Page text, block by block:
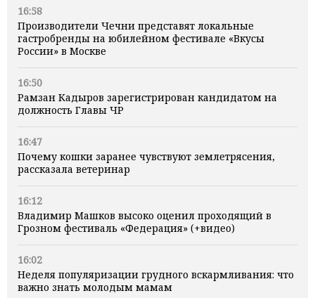
16:58
Производители Чечни представят локальные
гастробренды на юбилейном фестивале «Вкусы
России» в Москве
16:50
Рамзан Кадыров зарегистрирован кандидатом на
должность Главы ЧР
16:47
Почему кошки заранее чувствуют землетрясения,
рассказала ветеринар
16:12
Владимир Машков высоко оценил проходящий в
Грозном фестиваль «Федерация» (+видео)
16:02
Неделя популяризации грудного вскармливания: что
важно знать молодым мамам